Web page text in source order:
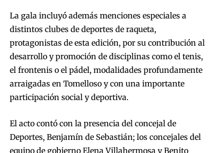
La gala incluyó además menciones especiales a
distintos clubes de deportes de raqueta,
protagonistas de esta edición, por su contribución al
desarrollo y promoción de disciplinas como el tenis,
el frontenis o el pádel, modalidades profundamente
arraigadas en Tomelloso y con una importante
participación social y deportiva.
El acto contó con la presencia del concejal de
Deportes, Benjamín de Sebastián; los concejales del
equipo de gobierno Elena Villahermosa y Benito